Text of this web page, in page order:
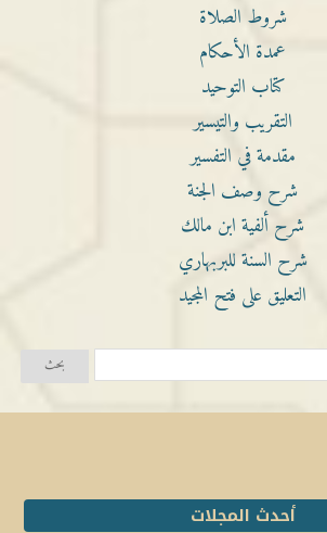
شروط الصلاة
عمدة الأحكام
كتاب التوحيد
التقريب والتيسير
مقدمة في التفسير
شرح وصف الجنة
شرح ألفية ابن مالك
شرح السنة للبربهاري
التعليق على فتح المجيد
أحدث المجلات